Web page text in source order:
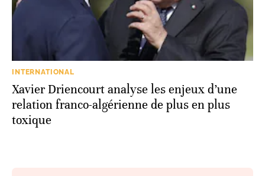
INTERNATIONAL
Xavier Driencourt analyse les enjeux d’une
relation franco-algérienne de plus en plus
toxique